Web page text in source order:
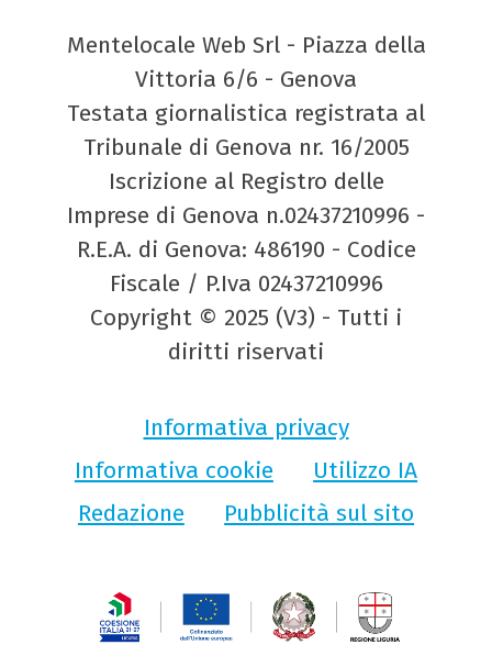
Mentelocale Web Srl - Piazza della
Vittoria 6/6 - Genova
Testata giornalistica registrata al
Tribunale di Genova nr. 16/2005
Iscrizione al Registro delle
Imprese di Genova n.02437210996 -
R.E.A. di Genova: 486190 - Codice
Fiscale / P.Iva 02437210996
Copyright © 2025 (V3) - Tutti i
diritti riservati
Informativa privacy
Informativa cookie
Utilizzo IA
Redazione
Pubblicità sul sito